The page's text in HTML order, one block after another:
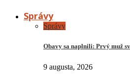
Správy
Správy
Obavy sa naplnili: Prvý muž
9 augusta, 2026